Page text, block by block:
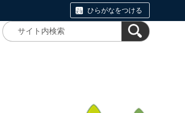
ひらがなをつける